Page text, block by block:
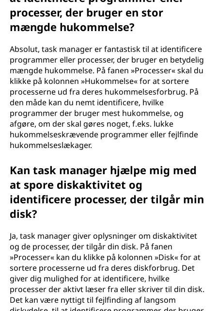
processer, der bruger en stor
mængde hukommelse?
Absolut, task manager er fantastisk til at identificere
programmer eller processer, der bruger en betydelig
mængde hukommelse. På fanen »Processer« skal du
klikke på kolonnen »Hukommelse« for at sortere
processerne ud fra deres hukommelsesforbrug. På
den måde kan du nemt identificere, hvilke
programmer der bruger mest hukommelse, og
afgøre, om der skal gøres noget, f.eks. lukke
hukommelseskrævende programmer eller fejlfinde
hukommelseslækager.
Kan task manager hjælpe mig med
at spore diskaktivitet og
identificere processer, der tilgår min
disk?
Ja, task manager giver oplysninger om diskaktivitet
og de processer, der tilgår din disk. På fanen
»Processer« kan du klikke på kolonnen »Disk« for at
sortere processerne ud fra deres diskforbrug. Det
giver dig mulighed for at identificere, hvilke
processer der aktivt læser fra eller skriver til din disk.
Det kan være nyttigt til fejlfinding af langsom